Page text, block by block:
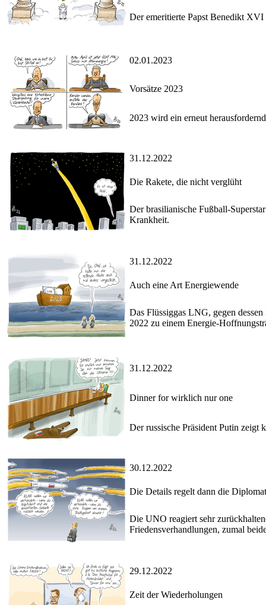
Der emeritierte Papst Benedikt
02.01.2023
Vorsätze 2023
2023 wird ein erneut
31.12.2022
Die Rakete, die nicht verglüht
Der brasilianische Fußball-
Krankheit.
31.12.2022
Auch eine Art Energiewende
Das Flüssiggas LNG, gegen
2022 zu einem Energie-
31.12.2022
Dinner for wirklich nur one
Der russische Präsident Putin zeigt
30.12.2022
Die Details regelt dann die
Die UNO reagiert sehr
Friedensverhandlungen, zumal
29.12.2022
Zeit der Wiederholungen